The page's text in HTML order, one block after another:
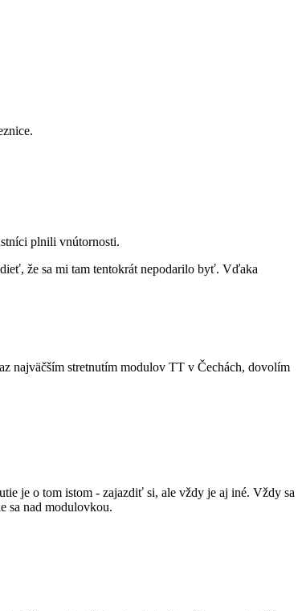
plnili vnútornosti.
že sa mi tam tentokrát nepodarilo byť. Vďaka
najväčším stretnutím modulov TT v Čechách, dovolím
je o tom istom - zajazdiť si, ale vždy je aj iné. Vždy sa
sa nad modulovkou.